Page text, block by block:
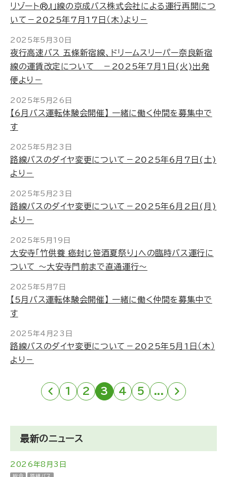
リゾート®』」線の京成バス株式会社による運行再開につ
いて－2025年7月17日（木）より－
2025年5月30日
夜行高速バス 五條新宿線、ドリームスリーパー奈良新宿
線の運賃改定について －2025年7月1日(火)出発
便より－
2025年5月26日
【6月バス運転体験会開催】 一緒に働く仲間を募集中で
す
2025年5月23日
路線バスのダイヤ変更について－2025年6月7日(土)
より－
2025年5月23日
路線バスのダイヤ変更について－2025年6月2日(月)
より－
2025年5月19日
大安寺「竹供養 癌封じ笹酒夏祭り」への臨時バス運行に
ついて ～大安寺門前まで直通運行～
2025年5月7日
【5月バス運転体験会開催】 一緒に働く仲間を募集中で
す
2025年4月23日
路線バスのダイヤ変更について－2025年5月1日（木）
より－
« 1 2 3 4 5 ... »
最新のニュース
2026年8月3日
総合 路線バス